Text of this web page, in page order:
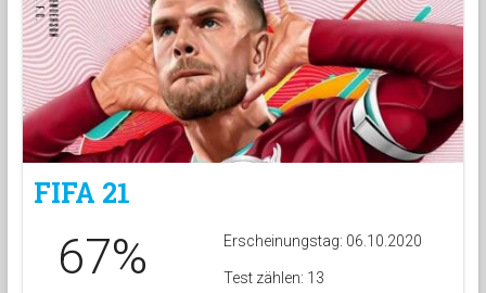
FIFA 21
67% Erscheinungstag: 06.10.2020
Test zählen: 13